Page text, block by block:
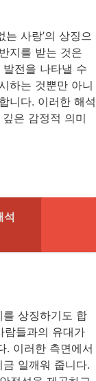
는 사랑’의 상징으
지를 받는 것은
전을 나타낼 수
하는 것뿐만 아니
니다. 이러한 해석
은 감정적 의미
석
상징하기도 합
람들과의 유대가
. 이러한 측면에서
일깨워 줍니다.